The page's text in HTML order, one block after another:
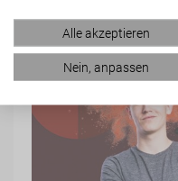
BEWERBUNG
Alle akzeptieren
Nein, anpassen